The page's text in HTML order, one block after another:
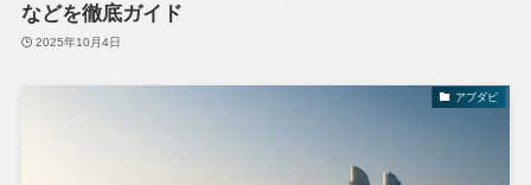
などを徹底ガイド
2025年10月4日
アブダビ